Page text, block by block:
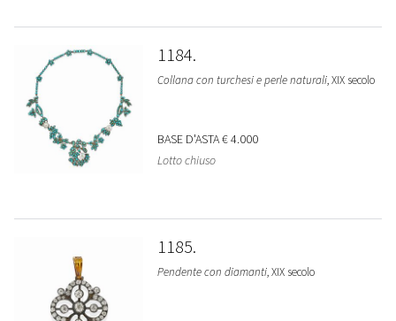
1184
Collana con turchesi e perle naturali, XIX secolo
BASE D'ASTA€ 4.000
Lotto chiuso
1185
Pendente con diamanti, XIX secolo